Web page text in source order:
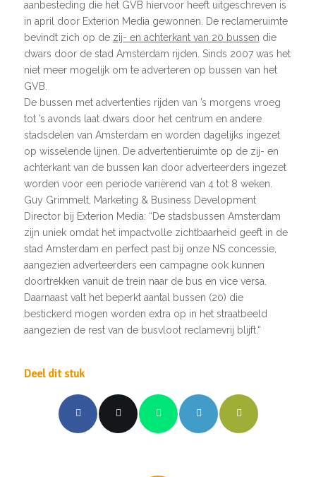
aanbesteding die het GVB hiervoor heeft uitgeschreven is
in april door Exterion Media gewonnen. De reclameruimte
bevindt zich op de zij- en achterkant van 20 bussen die
dwars door de stad Amsterdam rijden. Sinds 2007 was het
niet meer mogelijk om te adverteren op bussen van het
GVB.
De bussen met advertenties rijden van ’s morgens vroeg
tot ’s avonds laat dwars door het centrum en andere
stadsdelen van Amsterdam en worden dagelijks ingezet
op wisselende lijnen. De advertentieruimte op de zij- en
achterkant van de bussen kan door adverteerders ingezet
worden voor een periode variërend van 4 tot 8 weken.
Guy Grimmelt, Marketing & Business Development
Director bij Exterion Media: “De stadsbussen Amsterdam
zijn uniek omdat het impactvolle zichtbaarheid geeft in de
stad Amsterdam en perfect past bij onze NS concessie,
aangezien adverteerders een campagne ook kunnen
doortrekken vanuit de trein naar de bus en vice versa.
Daarnaast valt het beperkt aantal bussen (20) die
bestickerd mogen worden extra op in het straatbeeld
aangezien de rest van de busvloot reclamevrij blijft.“
Deel dit stuk